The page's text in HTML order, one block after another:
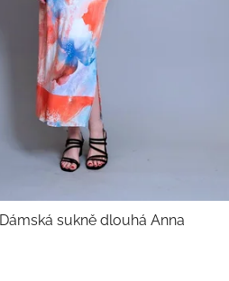
Dámská sukně dlouhá Anna